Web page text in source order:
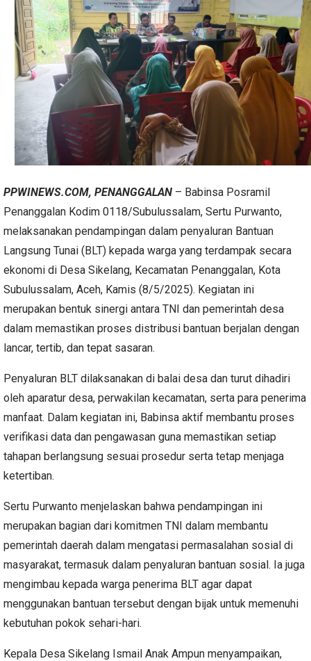
PPWINEWS.COM, PENANGGALAN – Babinsa Posramil
Penanggalan Kodim 0118/Subulussalam, Sertu Purwanto,
melaksanakan pendampingan dalam penyaluran Bantuan
Langsung Tunai (BLT) kepada warga yang terdampak secara
ekonomi di Desa Sikelang, Kecamatan Penanggalan, Kota
Subulussalam, Aceh, Kamis (8/5/2025). Kegiatan ini
merupakan bentuk sinergi antara TNI dan pemerintah desa
dalam memastikan proses distribusi bantuan berjalan dengan
lancar, tertib, dan tepat sasaran.
Penyaluran BLT dilaksanakan di balai desa dan turut dihadiri
oleh aparatur desa, perwakilan kecamatan, serta para penerima
manfaat. Dalam kegiatan ini, Babinsa aktif membantu proses
verifikasi data dan pengawasan guna memastikan setiap
tahapan berlangsung sesuai prosedur serta tetap menjaga
ketertiban.
Sertu Purwanto menjelaskan bahwa pendampingan ini
merupakan bagian dari komitmen TNI dalam membantu
pemerintah daerah dalam mengatasi permasalahan sosial di
masyarakat, termasuk dalam penyaluran bantuan sosial. Ia juga
mengimbau kepada warga penerima BLT agar dapat
menggunakan bantuan tersebut dengan bijak untuk memenuhi
kebutuhan pokok sehari-hari.
Kepala Desa Sikelang Ismail Anak Ampun menyampaikan,